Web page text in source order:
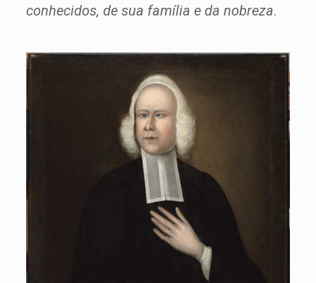
conhecidos, de sua família e da nobreza.